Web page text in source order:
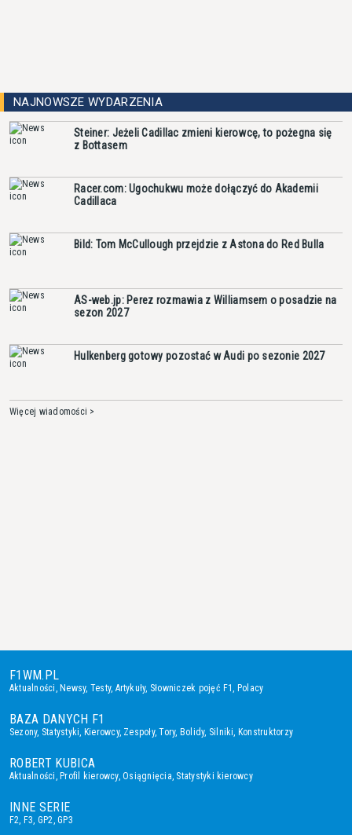
NAJNOWSZE WYDARZENIA
Steiner: Jeżeli Cadillac zmieni kierowcę, to pożegna się
z Bottasem
Racer.com: Ugochukwu może dołączyć do Akademii
Cadillaca
Bild: Tom McCullough przejdzie z Astona do Red Bulla
AS-web.jp: Perez rozmawia z Williamsem o posadzie na
sezon 2027
Hulkenberg gotowy pozostać w Audi po sezonie 2027
Więcej wiadomości >
F1WM.PL
Aktualności, Newsy, Testy, Artykuły, Słowniczek pojęć F1, Polacy
BAZA DANYCH F1
Sezony, Statystyki, Kierowcy, Zespoły,Tory, Bolidy, Silniki, Konstruktorzy
ROBERT KUBICA
Aktualności, Profil kierowcy,Osiągnięcia, Statystyki kierowcy
INNE SERIE
F2, F3, GP2,GP3